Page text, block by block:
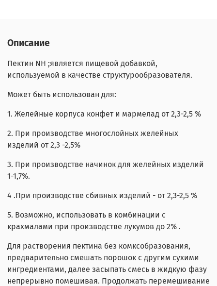
Описание
Пектин NH ;является пищевой добавкой,
используемой в качестве структурообразователя.
Может быть использован для:
1. Желейные корпуса конфет и мармелад от 2,3-2,5 %
2. При производстве многослойных желейных
изделий от 2,3 -2,5%
3. При производстве начинок для желейных изделий
1-1,7%.
4 .При производстве сбивных изделий - от 2,3-2,5 %
5. Возможно, использовать в комбинации с
крахмалами при производстве лукумов до 2% .
Для растворения пектина без комксобразования,
предварительно смешать порошок с другим сухими
ингредиентами, далее засыпать смесь в жидкую фазу
непрерывно помешивая. Продолжать перемешивание